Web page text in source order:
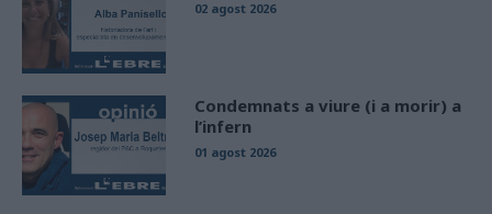
02 agost 2026
Condemnats a viure (i a morir) a
l’infern
01 agost 2026